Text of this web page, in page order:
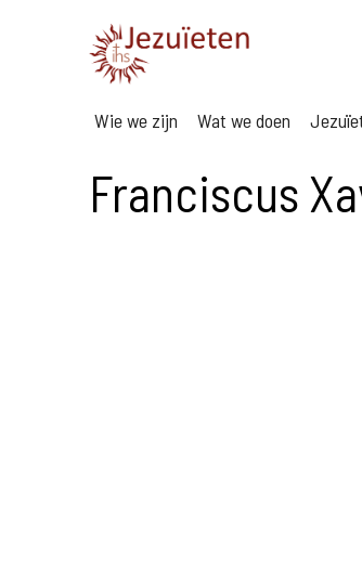
Wie we zijn Wat we doen
Franciscus